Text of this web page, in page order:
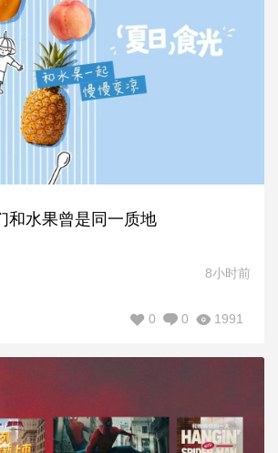
和水果曾是同一质地
8小时前
1991
0
0